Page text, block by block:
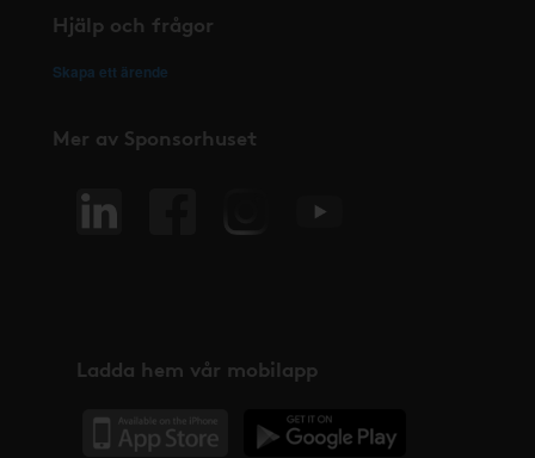
Hjälp och frågor
Skapa ett ärende
Mer av Sponsorhuset
Ladda hem vår mobilapp